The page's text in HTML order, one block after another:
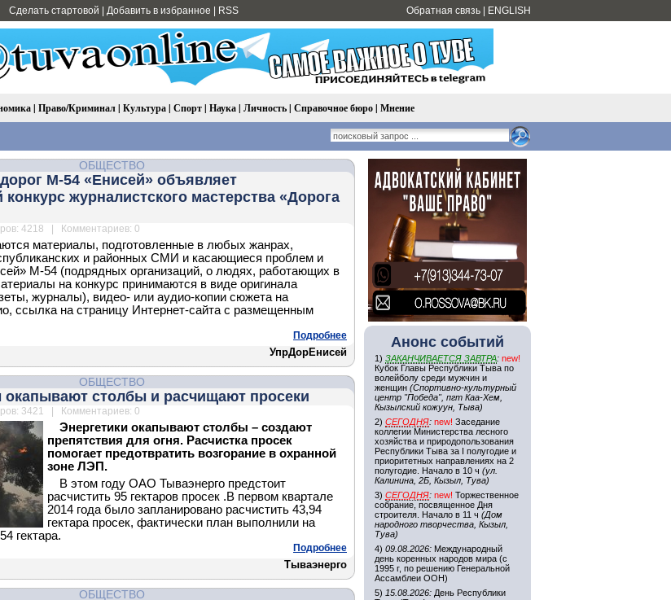
Сделать стартовой Добавить в избранное RSS Обратная связь ENGLISH
| Право/Криминал| Культура| Спорт| Наука| Личность| Справочное бюро| Мнение
ОБЩЕСТВО
М-54 «Енисей» объявляет
конкурс журналистского мастерства «Дорога
4218 | Комментариев: 0
материалы, подготовленные в любых жанрах,
и районных СМИ и касающиеся проблем и
М-54 (подрядных организаций, о людях, работающих в
на конкурс принимаются в виде оригинала
журналы), видео- или аудио-копии сюжета на
ссылка на страницу Интернет-сайта с размещенным
Подробнее
УпрДорЕнисей
ОБЩЕСТВО
окапывают столбы и расчищают просеки
3421 | Комментариев: 0
Энергетики окапывают столбы – создают
препятствия для огня. Расчистка просек
помогает предотвратить возгорание в охранной
зоне ЛЭП.
В этом году ОАО Тываэнерго предстоит
расчистить 95 гектаров просек .В первом квартале
2014 года было запланировано расчистить 43,94
гектара просек, фактически план выполнили на
гектара.
Подробнее
Тываэнерго
ОБЩЕСТВО
Анонс событий
1) ЗАКАНЧИВАЕТСЯ ЗАВТРА: new!
Кубок Главы Республики Тыва по
волейболу среди мужчин и
женщин (Спортивно-культурный
центр "Победа", пгт Каа-Хем,
Кызылский кожуун, Тыва)
2) СЕГОДНЯ: new! Заседание
коллегии Министерства лесного
хозяйства и природопользования
Республики Тыва за I полугодие и
приоритетных направлениях на 2
полугодие. Начало в 10 ч (ул.
Калинина, 2Б, Кызыл, Тува)
3) СЕГОДНЯ: new! Торжественное
собрание, посвященное Дня
строителя. Начало в 11 ч (Дом
народного творчества, Кызыл,
Тува)
4) 09.08.2026: Международный
день коренных народов мира (с
1995 г, по решению Генеральной
Ассамблеи ООН)
5) 15.08.2026: День Республики